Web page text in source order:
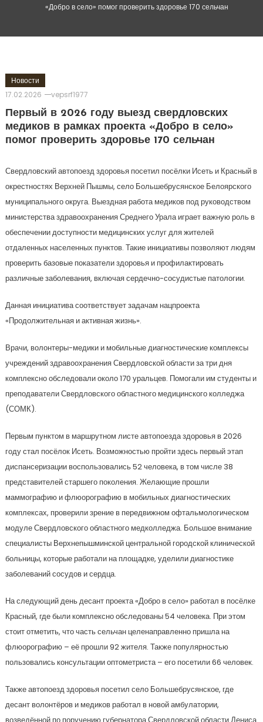
«Добро в село» помог проверить здоровье 170 сельчан
Новости
17.02.2026
vepsrf1977
Первый в 2026 году выезд свердловских
медиков в рамках проекта «Добро в село»
помог проверить здоровье 170 сельчан
Свердловский автопоезд здоровья посетил посёлки Исеть и Красный в
окрестностях Верхней Пышмы, село Большебрусянское Белоярского
муниципального округа. Выездная работа медиков под руководством
министерства здравоохранения Среднего Урала играет важную роль в
обеспечении доступности медицинских услуг для жителей
отдаленных населенных пунктов. Такие инициативы позволяют людям
проверить базовые показатели здоровья и профилактировать
различные заболевания, включая сердечно-сосудистые патологии.
Данная инициатива соответствует задачам нацпроекта
«Продолжительная и активная жизнь».
Врачи, волонтеры-медики и мобильные диагностические комплексы
учреждений здравоохранения Свердловской области за три дня
комплексно обследовали около 170 уральцев. Помогали им студенты и
преподаватели Свердловского областного медицинского колледжа
(СОМК).
Первым пунктом в маршрутном листе автопоезда здоровья в 2026
году стал посёлок Исеть. Возможностью пройти здесь первый этап
диспансеризации воспользовались 52 человека, в том числе 38
представителей старшего поколения. Желающие прошли
маммографию и флюорографию в мобильных диагностических
комплексах, проверили зрение в передвижном офтальмологическом
модуле Свердловского областного медколледжа. Большое внимание
специалисты Верхнепышминской центральной городской клинической
больницы, которые работали на площадке, уделили диагностике
заболеваний сосудов и сердца.
На следующий день десант проекта «Добро в село» работал в посёлке
Красный, где были комплексно обследованы 54 человека. При этом
стоит отметить, что часть сельчан целенаправленно пришла на
флюорографию – её прошли 92 жителя. Также популярностью
пользовались консультации оптометриста – его посетили 66 человек.
Также автопоезд здоровья посетил село Большебрусянское, где
десант волонтёров и медиков работал в новой амбулатории,